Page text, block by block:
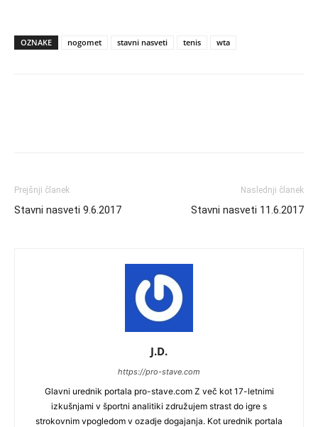
OZNAKE nogomet stavni nasveti tenis wta
Prejšnji članek
Stavni nasveti 9.6.2017
Naslednji članek
Stavni nasveti 11.6.2017
J.D.
https://pro-stave.com
Glavni urednik portala pro-stave.com Z več kot 17-letnimi
izkušnjami v športni analitiki združujem strast do igre s
strokovnim vpogledom v ozadje dogajanja. Kot urednik portala